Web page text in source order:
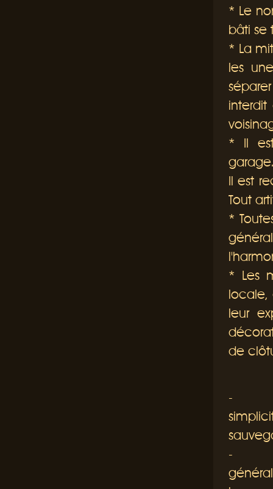
* Le
bâti se
* La
les
* Il
Il est
Tout
*
* Les
locale,
leur
de
-
-